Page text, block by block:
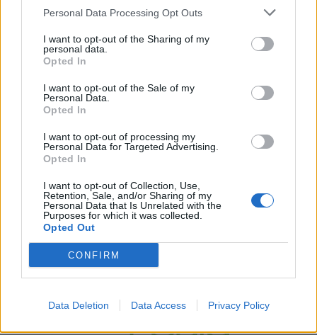
Personal Data Processing Opt Outs
I want to opt-out of the Sharing of my
personal data.
Opted In
I want to opt-out of the Sale of my
Personal Data.
Opted In
I want to opt-out of processing my
Personal Data for Targeted Advertising.
Opted In
I want to opt-out of Collection, Use,
Retention, Sale, and/or Sharing of my
Personal Data that Is Unrelated with the
Purposes for which it was collected.
Opted Out
CONFIRM
Data Deletion Data Access Privacy Policy
Φωτογραφία iStock
Facebook
Twitter
Tags:ΑΝΥΠΑΝΤΡΟΙ,ΓΥΝΑΙΚΕΣ,ΨΥΧΙΚΗ ΥΓΕΙΑ